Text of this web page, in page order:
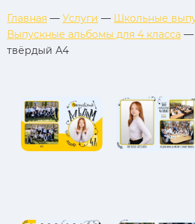
Главная — Услуги — Школьные
Выпускные альбомы для 4 класса —
твёрдый А4